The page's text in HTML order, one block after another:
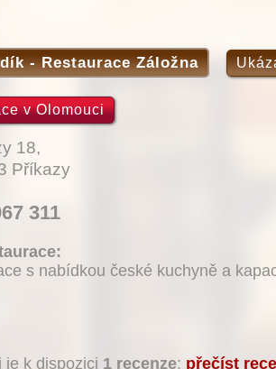
- Restaurace Záložna
v Olomouci
18,
Příkazy
311
s nabídkou české kuchyně a
je k dispozici 1 recenze: přečíst